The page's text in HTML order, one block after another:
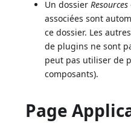
Un dossierResources
associées sont
ce dossier. Les
de plugins ne sont
peut pas utiliser de
composants).
Page